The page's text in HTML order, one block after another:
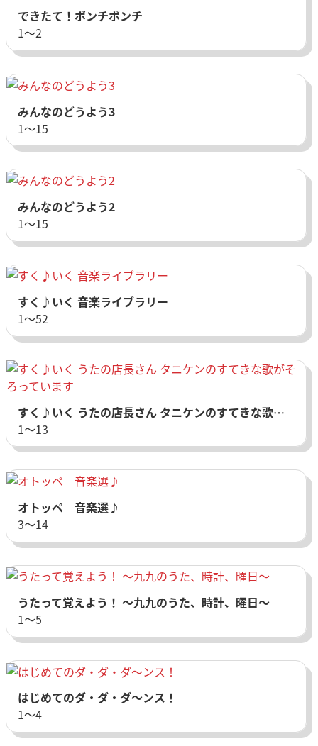
できたて！ポンチポンチ
1〜2
みんなのどうよう3
1〜15
みんなのどうよう2
1〜15
すく♪いく 音楽ライブラリー
1〜52
すく♪いく うたの店長さん タニケンのすてきな歌がそろっています
1〜13
オトッペ 音楽選♪
3〜14
うたって覚えよう！ ～九九のうた、時計、曜日～
1〜5
はじめてのダ・ダ・ダ～ンス！
1〜4